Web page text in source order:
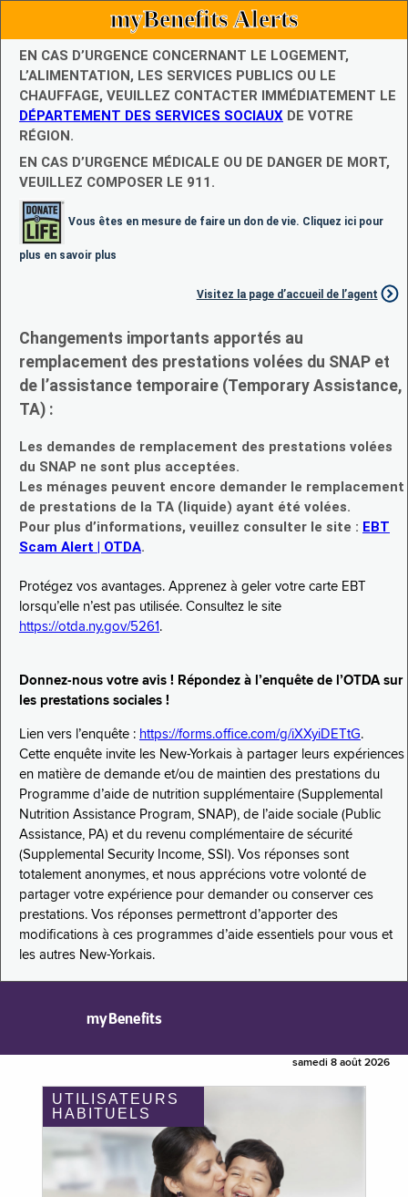
myBenefits Alerts
EN CAS D’URGENCE CONCERNANT LE LOGEMENT,
L’ALIMENTATION, LES SERVICES PUBLICS OU LE
CHAUFFAGE, VEUILLEZ CONTACTER IMMÉDIATEMENT LE
DÉPARTEMENT DES SERVICES SOCIAUX DE VOTRE
RÉGION.
EN CAS D’URGENCE MÉDICALE OU DE DANGER DE MORT,
VEUILLEZ COMPOSER LE 911.
Vous êtes en mesure de faire un don de vie. Cliquez ici pour
plus en savoir plus
Visitez la page d’accueil de l’agent
Changements importants apportés au
remplacement des prestations volées du SNAP et
de l’assistance temporaire (Temporary Assistance,
TA) :
Les demandes de remplacement des prestations volées
du SNAP ne sont plus acceptées.
Les ménages peuvent encore demander le remplacement
de prestations de la TA (liquide) ayant été volées.
Pour plus d’informations, veuillez consulter le site : EBT
Scam Alert | OTDA.
Protégez vos avantages. Apprenez à geler votre carte EBT
lorsqu’elle n’est pas utilisée. Consultez le site
https://otda.ny.gov/5261 .
Donnez-nous votre avis ! Répondez à l’enquête de l’OTDA sur
les prestations sociales !
Lien vers l’enquête : https://forms.office.com/g/iXXyiDETtG.
Cette enquête invite les New-Yorkais à partager leurs expériences
en matière de demande et/ou de maintien des prestations du
Programme d’aide de nutrition supplémentaire (Supplemental
Nutrition Assistance Program, SNAP), de l’aide sociale (Public
Assistance, PA) et du revenu complémentaire de sécurité
(Supplemental Security Income, SSI). Vos réponses sont
totalement anonymes, et nous apprécions votre volonté de
partager votre expérience pour demander ou conserver ces
prestations. Vos réponses permettront d’apporter des
modifications à ces programmes d’aide essentiels pour vous et
les autres New-Yorkais.
myBenefits
samedi 8 août 2026
UTILISATEURS
HABITUELS